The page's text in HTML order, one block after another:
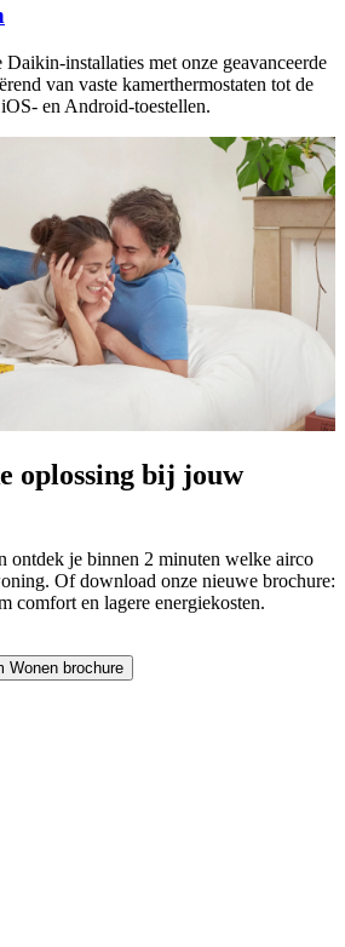
installaties met onze geavanceerde
van vaste kamerthermostaten tot de
en Android-toestellen.
oplossing bij jouw
ontdek je binnen 2 minuten welke airco
Of download onze nieuwe brochure:
comfort en lagere energiekosten.
Wonen brochure